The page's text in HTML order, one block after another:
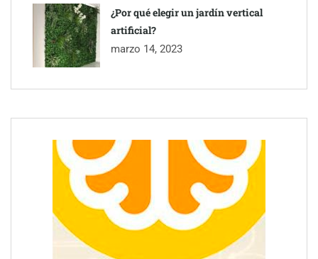
¿Por qué elegir un jardín vertical
artificial?
marzo 14, 2023